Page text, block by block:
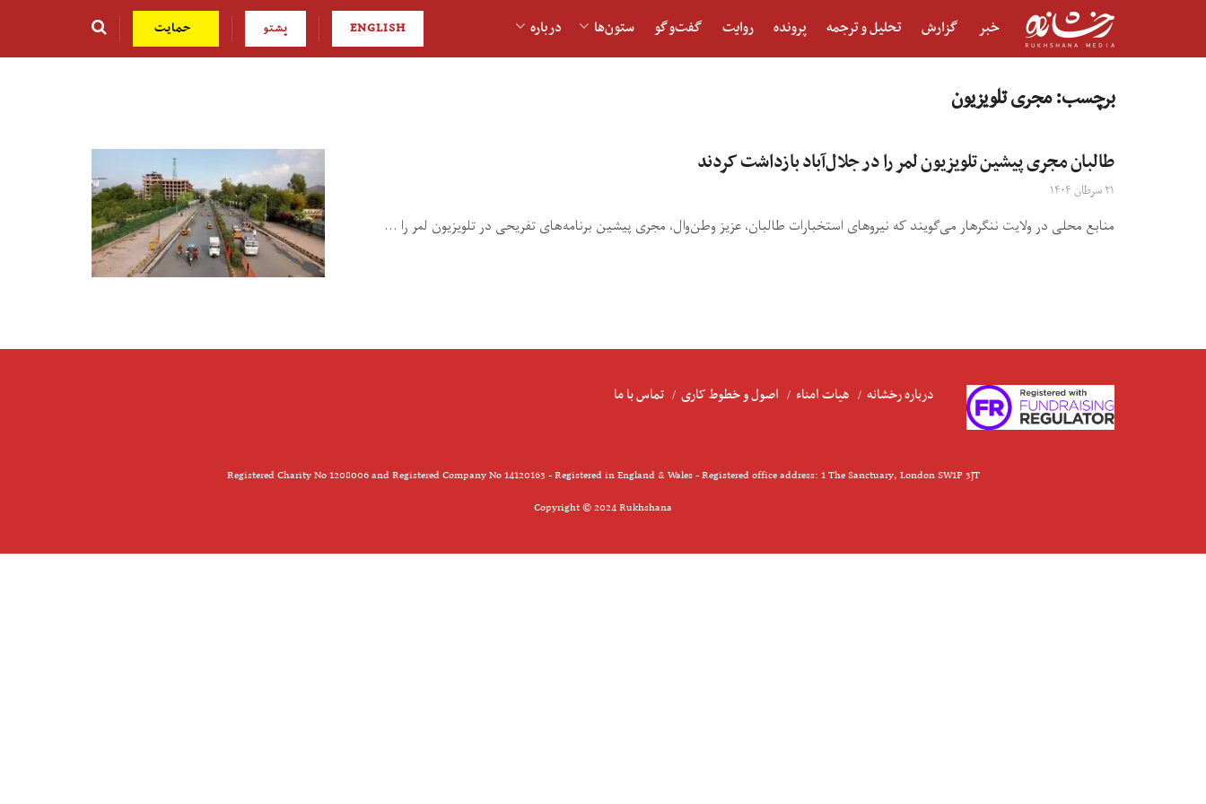
خبر گزارش تحلیل و ترجمه پرونده روایت گفت‌و‎گو ستون‌ها درباره ENGLISH پشتو حمایت
برچسب:مجری تلویزیون
طالبان مجری پیشین تلویزیون لمر را در جلال‌آباد بازداشت کردند
۲۱ سرطان ۱۴۰۴
منابع محلی در ولایت ننگرهار می‌گویند که نیروهای استخبارات طالبان، عزیز وطن‌وال، مجری پیشین برنامه‌های تفریحی در تلویزیون لمر را ...
درباره رخشانه هیات امناء اصول و خطوط کاری تماس با ما
Registered Charity No 1208006 and Registered Company No 14120163 - Registered in England & Wales - Registered office address: 1 The Sanctuary, London SW1P 3JT
Copyright © 2024 Rukhshana